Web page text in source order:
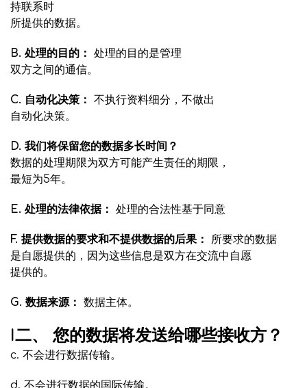
持联系时
所提供的数据。
B. 处理的目的：
处理的目的是管理
双方之间的通信。
C. 自动化决策：
不执行资料细分，不做出
自动化决策。
D. 我们将保留您的数据多长时间？
数据的处理期限为双方可能产生责任的期限，
最短为5年。
E. 处理的法律依据： 处理的合法性基于同意
F. 提供数据的要求和不提供数据的后果：
所要求的数据
是自愿提供的，因为这些信息是双方在交流中自愿
提供的。
G. 数据来源： 数据主体。
I二、 您的数据将发送给哪些接收方？
c. 不会进行数据传输。
d. 不会进行数据的国际传输。